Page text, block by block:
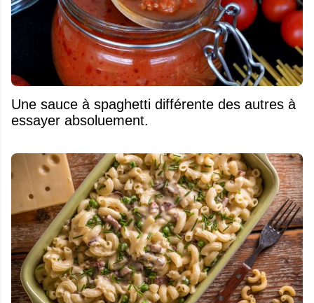
Une sauce à spaghetti différente des autres à
essayer absoluement.